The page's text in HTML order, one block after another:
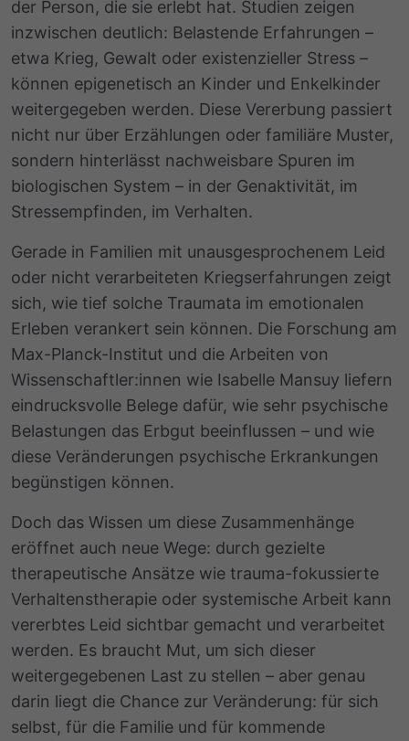
der Person, die sie erlebt hat. Studien zeigen
inzwischen deutlich: Belastende Erfahrungen –
etwa Krieg, Gewalt oder existenzieller Stress –
können epigenetisch an Kinder und Enkelkinder
weitergegeben werden. Diese Vererbung passiert
nicht nur über Erzählungen oder familiäre Muster,
sondern hinterlässt nachweisbare Spuren im
biologischen System – in der Genaktivität, im
Stressempfinden, im Verhalten.
Gerade in Familien mit unausgesprochenem Leid
oder nicht verarbeiteten Kriegserfahrungen zeigt
sich, wie tief solche Traumata im emotionalen
Erleben verankert sein können. Die Forschung am
Max-Planck-Institut und die Arbeiten von
Wissenschaftler:innen wie Isabelle Mansuy liefern
eindrucksvolle Belege dafür, wie sehr psychische
Belastungen das Erbgut beeinflussen – und wie
diese Veränderungen psychische Erkrankungen
begünstigen können.
Doch das Wissen um diese Zusammenhänge
eröffnet auch neue Wege: durch gezielte
therapeutische Ansätze wie trauma-fokussierte
Verhaltenstherapie oder systemische Arbeit kann
vererbtes Leid sichtbar gemacht und verarbeitet
werden. Es braucht Mut, um sich dieser
weitergegebenen Last zu stellen – aber genau
darin liegt die Chance zur Veränderung: für sich
selbst, für die Familie und für kommende